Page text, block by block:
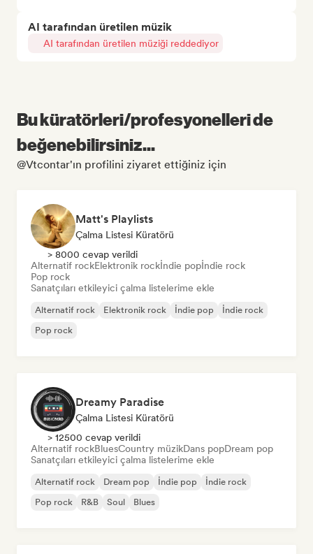
AI tarafından üretilen müzik
AI tarafından üretilen müziği reddediyor
Bu küratörleri/profesyonelleri de
beğenebilirsiniz...
@Vtcontar'ın profilini ziyaret ettiğiniz için
Matt's Playlists
Çalma Listesi Küratörü
> 8000 cevap verildi
Alternatif rockElektronik rockİndie popİndie rock
Pop rock
Sanatçıları etkileyici çalma listelerime ekle
Alternatif rock Elektronik rock İndie pop
İndie rock
Pop rock
Dreamy Paradise
Çalma Listesi Küratörü
> 12500 cevap verildi
Alternatif rockBluesCountry müzikDans popDream pop
Sanatçıları etkileyici çalma listelerime ekle
Alternatif rock Dream pop İndie pop
İndie rock
Pop rock
R&B Soul Blues